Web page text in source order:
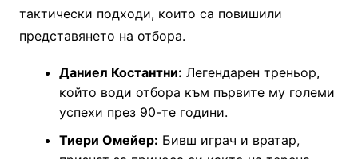
тактически подходи, които са повишили
представянето на отбора.
Даниел Костантни: Легендарен треньор,
който води отбора към първите му големи
успехи през 90-те години.
Тиери Омейер: Бивш играч и вратар,